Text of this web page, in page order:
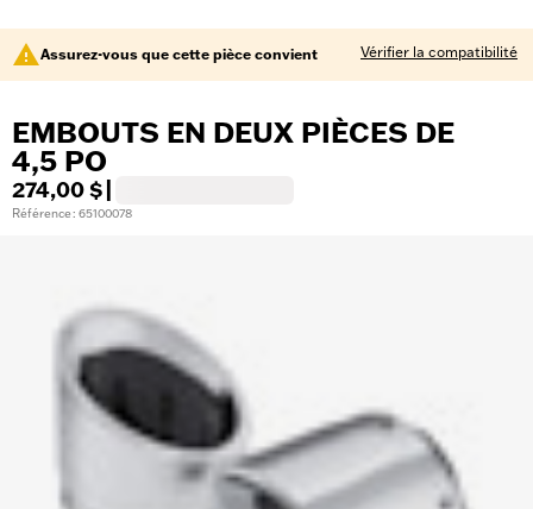
Assurez-vous que cette pièce convient Vérifier la compatibilité
EMBOUTS EN DEUX PIÈCES DE
4,5 PO
274,00 $
Référence : 65100078